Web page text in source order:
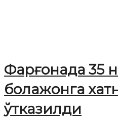
Фарғонада 35
болажонга
ўтказилди